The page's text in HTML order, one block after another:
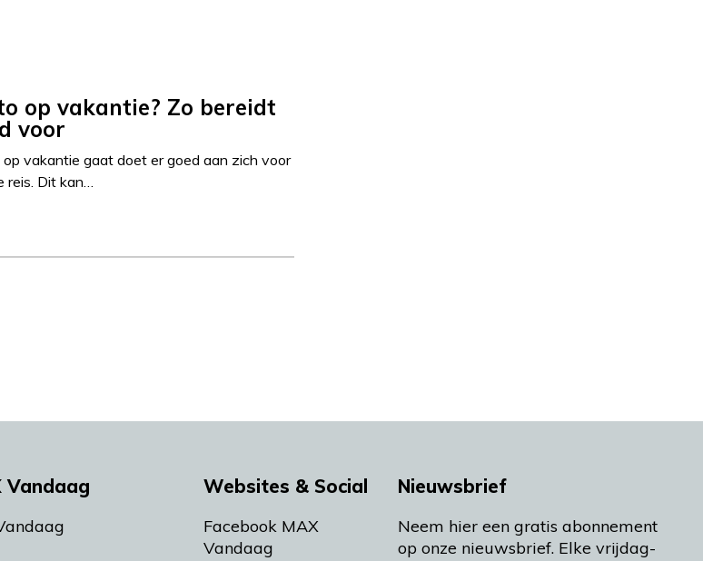
op vakantie? Zo bereidt
voor
vakantie gaat doet er goed aan zich voor
reis. Dit kan…
Vandaag Websites & Social
Facebook MAX
Vandaag
Nieuwsbrief
Neem hier een gratis abonnement
op onze nieuwsbrief. Elke vrijdag-